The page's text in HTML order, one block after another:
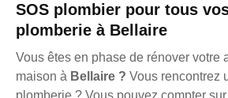
SOS plombier pour tous
plomberie à Bellaire
Vous êtes en phase de rénover votre
maison à Bellaire ? Vous rencontrez